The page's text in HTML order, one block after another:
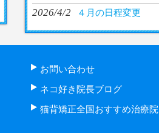
2026/4/2 ４月の日程変更
お問い合わせ
ネコ好き院長ブログ
猫背矯正全国おすすめ治療院